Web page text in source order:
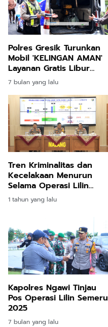
Polres Gresik Turunkan
Mobil 'KELINGAN AMAN'
Layanan Gratis Libur
Nataru
7 bulan yang lalu
Tren Kriminalitas dan
Kecelakaan Menurun
Selama Operasi Lilin
2024 di Malang
1 tahun yang lalu
Kapolres Ngawi Tinjau
Pos Operasi Lilin Semeru
2025
7 bulan yang lalu